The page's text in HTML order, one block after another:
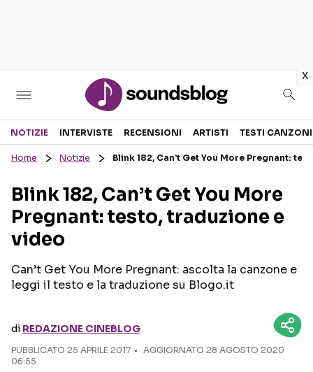
x
Sezioni
RECENSIONI MUSICALI
INTERVISTE
GOSSIP E CURIOSITÀ
TESTI CANZONI
TOUR ED EVENTI
Seguici sui social
NOTIZIE INTERVISTE RECENSIONI ARTISTI TESTI CANZONI
Home Notizie Blink 182, Can’t Get You More Pregnant:
Blink 182, Can’t Get You More
Pregnant: testo, traduzione e
video
Can’t Get You More Pregnant: ascolta la canzone e
leggi il testo e la traduzione su Blogo.it
di REDAZIONE CINEBLOG
PUBBLICATO 25 APRILE 2017
AGGIORNATO 28 AGOSTO 2020
06:55